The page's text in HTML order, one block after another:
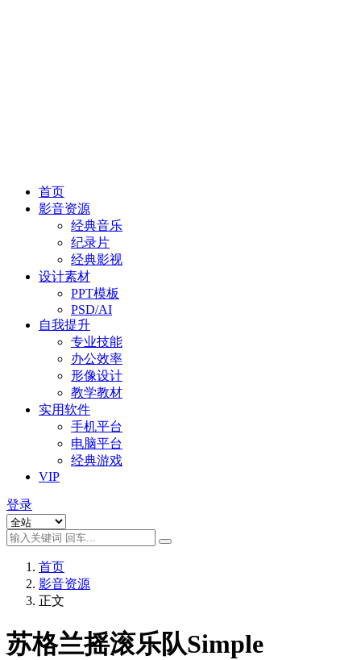
首页
影音资源
经典音乐
纪录片
经典影视
设计素材
PPT模板
PSD/AI
自我提升
专业技能
办公效率
形像设计
教学教材
实用软件
手机平台
电脑平台
经典游戏
VIP
登录
首页
影音资源
正文
苏格兰摇滚乐队Simple